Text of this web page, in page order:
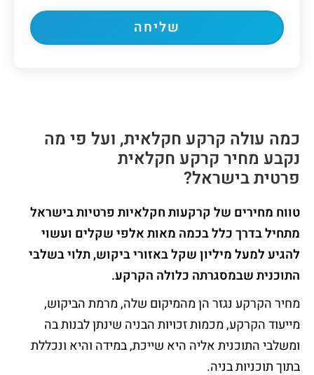
כמה עולה קרקע חקלאית, ועל פי מה
נקבע מחיר קרקע חקלאית
פרטיתבישראל?
טווח מחירים של קרקעות חקלאיות פרטיות בישראל
מתחיל בדרך כלל בכמה מאות אלפי שקלים ועשוי
להגיע למעל מיליון שקל באזורי ביקוש,תלוי בשלבי
התוכנית שבמסגרתה כלולה הקרקע.
מחיר הקרקע נגזר הן מהמיקום שלה, מרמת הביקוש,
מייעוד הקרקע, מכמות זכויות הבניה שינתן לבנות בה
ומשלבי התוכנית אליה היא שייכת, במידה והיא ונכללת
בתוך תוכניות בניה.